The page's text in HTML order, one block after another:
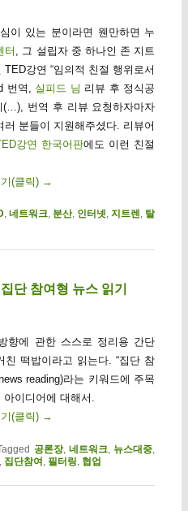
이 있는 분이라면 웬만하면 누
터 , 그 설립자 중 하나인 존 지트
강연 “임의적 친절 행위로서
번역, 실피드 님 리뷰 후 정식공
번역 후 리뷰 요청하자마자
분들이 지원해주셨다. 리뷰어
강연 한국어판에도 이런 친절
(클릭) →
, 네트워크, 분산, 인터넷,지트렌, 탈
단 참여형 뉴스 읽기
향에 관한 스스로 정리용 간단
떡밥이라고 읽는다. “집단 참
reading)라는 키워드에 주목
이디어에 대해서.
(클릭) →
공론장,네트워크 뉴스대중
집단참여 필터링 협업